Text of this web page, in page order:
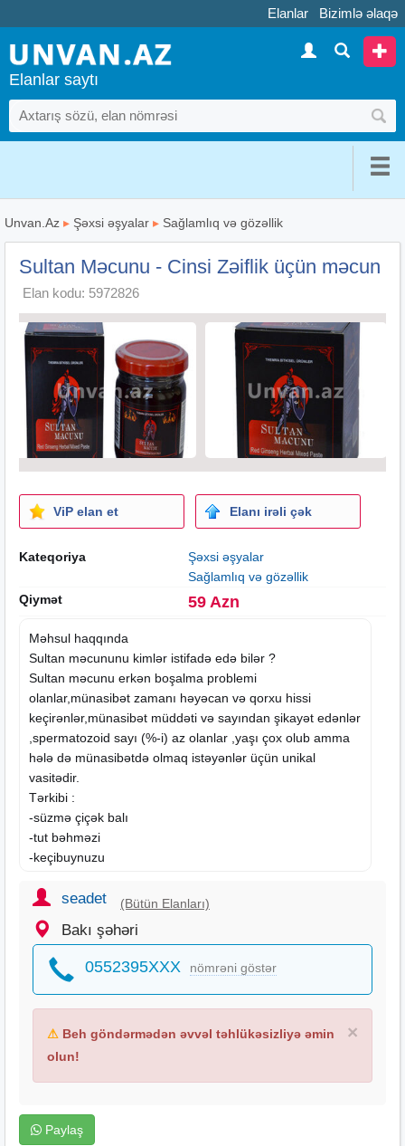
Elanlar Bizimlə əlaqə
Elanlar saytı
Unvan.Az ▸ Şəxsi əşyalar ▸ Sağlamlıq və gözəllik
Sultan Məcunu - Cinsi Zəiflik üçün məcun
Elan kodu: 5972826
ViP elan et Elanı irəli çək
Kateqoriya
Şəxsi əşyalar
Sağlamlıq və gözəllik
Qiymət
59 Azn
Məhsul haqqında
Sultan məcununu kimlər istifadə edə bilər ?
Sultan məcunu erkən boşalma problemi
olanlar,münasibət zamanı həyəcan və qorxu hissi
keçirənlər,münasibət müddəti və sayından şikayət edənlər
,spermatozoid sayı (%-i) az olanlar ,yaşı çox olub amma
hələ də münasibətdə olmaq istəyənlər üçün unikal
vasitədir.
Tərkibi :
-süzmə çiçək balı
-tut bəhməzi
-keçibuynuzu
-zəncəfil
-polen
-yulaf
-havlıcan bitkisi
-darçın
-epimedyum
-giciktən otu
-sibir jenşeni
-balqabaq
-dəmir tikanı
seadet (Bütün Elanları)
Bakı şəhəri
0552395XXX nömrəni göstər
×
⚠ Beh göndərmədən əvvəl təhlükəsizliyə əmin
olun!
Paylaş